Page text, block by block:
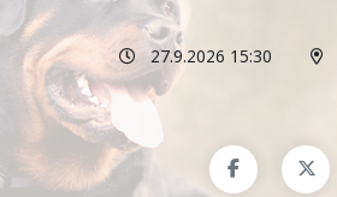
27.9.2026 15:30